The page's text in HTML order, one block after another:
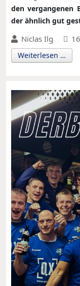
den vergangenen
der ähnlich gut
Niclas Ilg
Weiterlesen …